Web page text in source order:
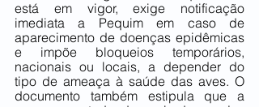
está em vigor, exige notificação
imediata a Pequim em caso de
aparecimento de doenças epidêmicas
e impõe bloqueios temporários,
nacionais ou locais, a depender do
tipo de ameaça à saúde das aves. O
documento também estipula que a